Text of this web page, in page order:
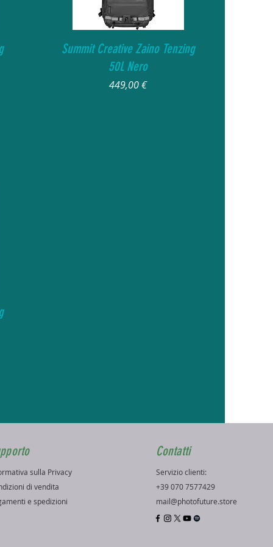
Vista rapida
Summit Creative Zaino Tenzing
50L Nero
Prezzo
449,00 €
sulla Privacy
di vendita
e spedizioni
Contatti
Servizio clienti:
+39 070 7577429
mail@photofuture.store